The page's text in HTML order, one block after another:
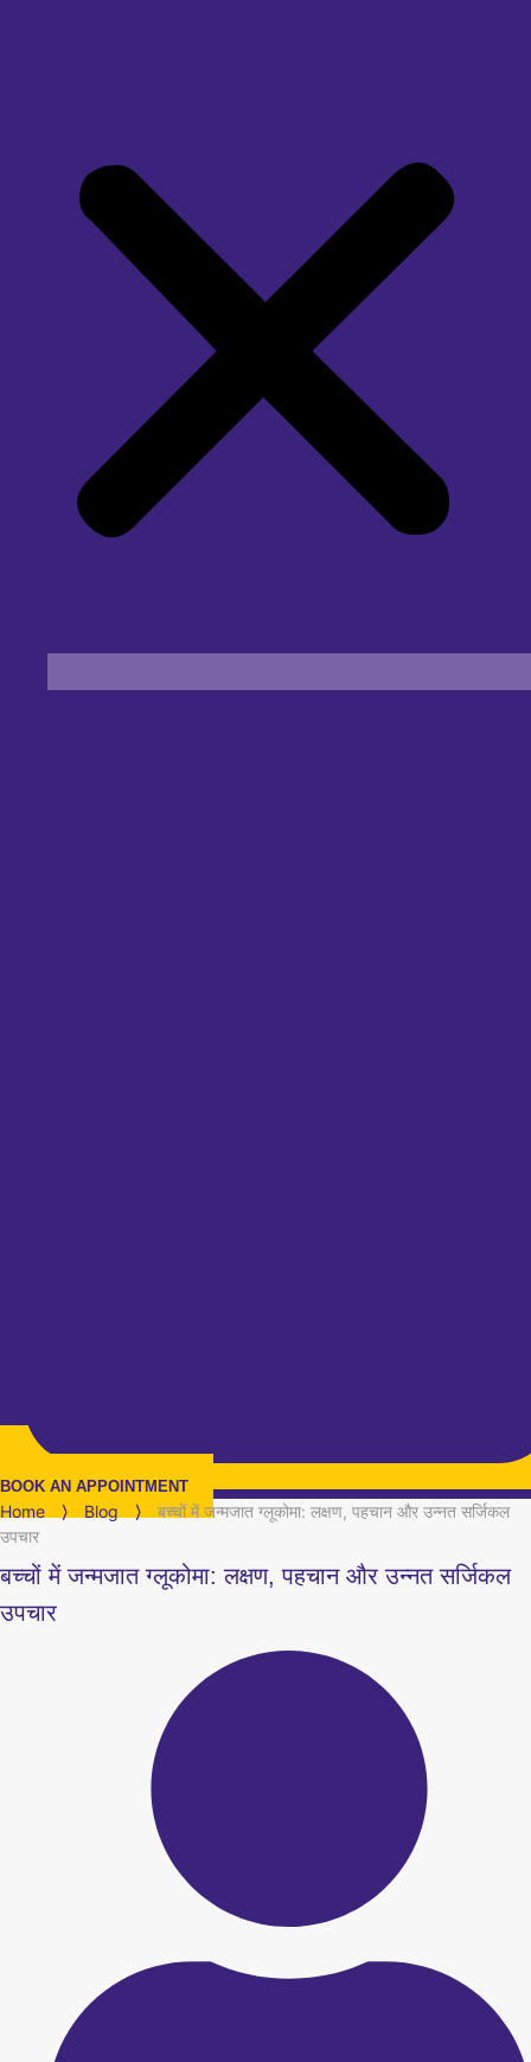
BOOK AN APPOINTMENT
Home ⟩ Blog ⟩
बच्चों में जन्मजात ग्लूकोमा: लक्षण, पहचान और उन्नत सर्जिकल
उपचार
बच्चों में जन्मजात ग्लूकोमा: लक्षण, पहचान और उन्नत सर्जिकल
उपचार